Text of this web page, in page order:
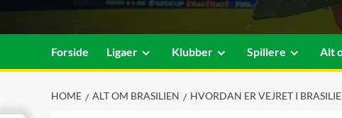
Forside Ligaer Klubber Spillere Alt
HOME ALT OM BRASILIEN HVORDAN ER VEJRET I